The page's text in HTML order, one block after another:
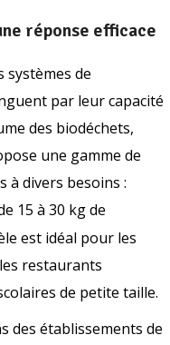
réponse efficace
systèmes de
par leur capacité
des biodéchets,
une gamme de
à divers besoins :
15 à 30 kg de
est idéal pour les
restaurants
de petite taille.
des établissements de